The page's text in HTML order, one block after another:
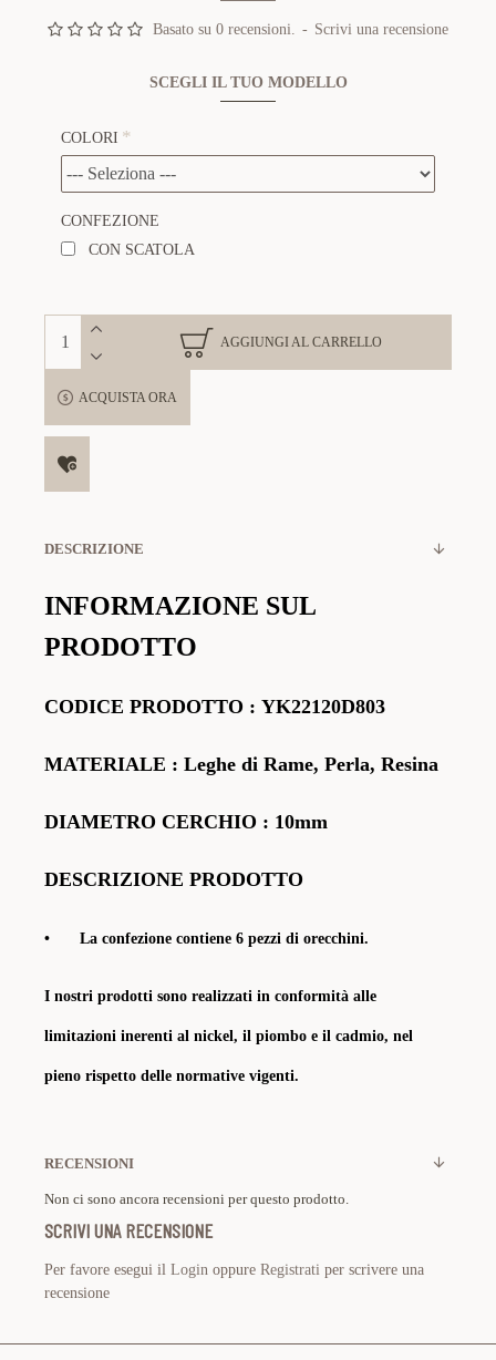
Basato su 0 recensioni. - Scrivi una recensione
SCEGLI IL TUO MODELLO
COLORI
CONFEZIONE
CON SCATOLA
AGGIUNGI AL CARRELLO
ACQUISTA ORA
DESCRIZIONE
INFORMAZIONE SUL
PRODOTTO
CODICE PRODOTTO : YK22120D803
MATERIALE : Leghe di Rame, Perla, Resina
DIAMETRO CERCHIO : 10mm
DESCRIZIONE PRODOTTO
• La confezione contiene 6 pezzi di orecchini.
I nostri prodotti sono realizzati in conformità alle
limitazioni inerenti al nickel, il piombo e il cadmio, nel
pieno rispetto delle normative vigenti.
RECENSIONI
Non ci sono ancora recensioni per questo prodotto.
SCRIVI UNA RECENSIONE
Per favore esegui il Login oppure Registrati per scrivere una
recensione